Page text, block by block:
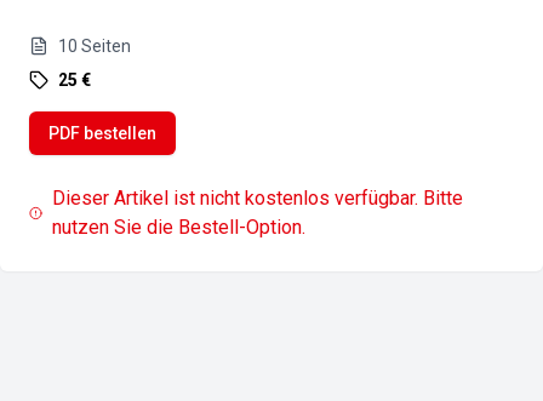
10 Seiten
25 €
PDF bestellen
Dieser Artikel ist nicht kostenlos verfügbar. Bitte
nutzen Sie die Bestell-Option.